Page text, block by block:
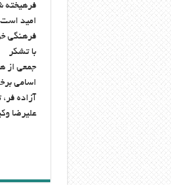
فرهيخته
اميد است
فرهنگي
با تشكر
جمعي از
اسامي
آزاده
عليرضا